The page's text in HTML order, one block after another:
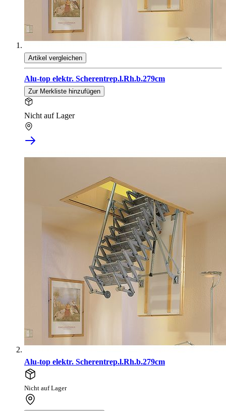
Artikel vergleichen
Alu-top elektr. Scherentrep.l.Rh.b.279cm
Zur Merkliste hinzufügen
Nicht auf Lager
Alu-top elektr. Scherentrep.l.Rh.b.279cm
Nicht auf Lager